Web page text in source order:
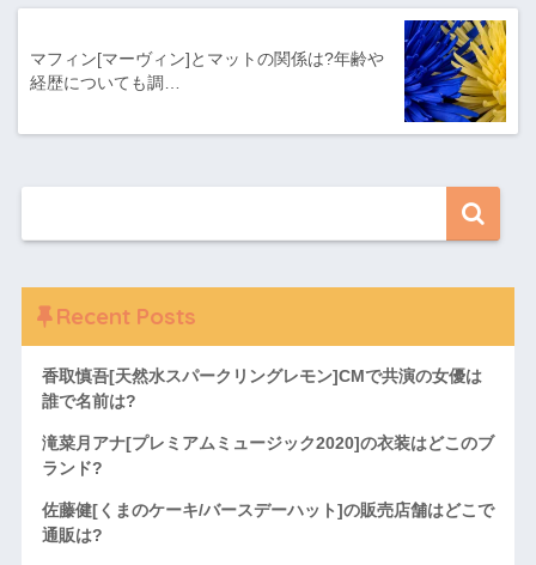
マフィン[マーヴィン]とマットの関係は?年齢や
経歴についても調…
Recent Posts
香取慎吾[天然水スパークリングレモン]CMで共演の女優は
誰で名前は?
滝菜月アナ[プレミアムミュージック2020]の衣装はどこのブ
ランド?
佐藤健[くまのケーキ/バースデーハット]の販売店舗はどこで
通販は?